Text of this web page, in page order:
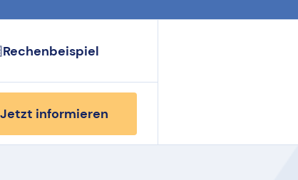
Rechenbeispiel
Jetzt informieren